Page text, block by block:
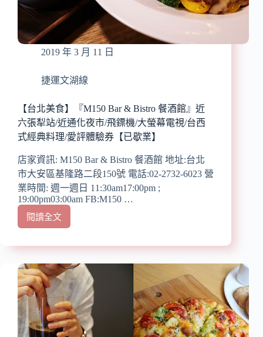
寵
物
友
全
然
食
材
料
理/
大
推
打
拋
豬
義
麵
2019 年 3 月 11 日
捷運文湖線
【台北美食】『M150 Bar & Bistro 餐酒館』近
六張犁站/近通化夜市/飛鏢機/大螢幕電視/台西
式經典料理/愛評體驗券【已歇業】
店家資訊: M150 Bar & Bistro 餐酒館 地址:台北
市大安區基隆路二段150號 電話:02-2732-6023 營
業時間: 週一週日 11:30am17:00pm ;
19:00pm03:00am FB:M150 …
閱讀全文
【台
美
『M150
Bar
&
Bistro
餐
酒